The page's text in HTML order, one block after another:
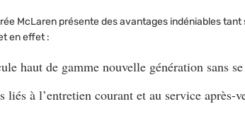
McLaren présente des avantages indéniables
en effet :
haut de gamme nouvelle génération sans
liés à l’entretien courant et au service après-